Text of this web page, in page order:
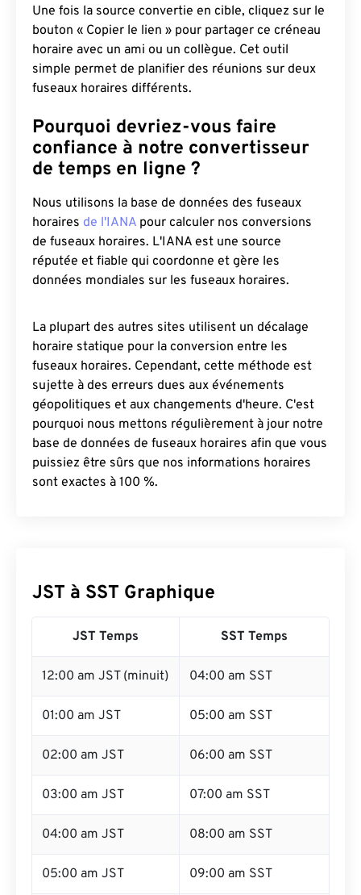
Une fois la source convertie en cible, cliquez sur le
bouton « Copier le lien » pour partager ce créneau
horaire avec un ami ou un collègue. Cet outil
simple permet de planifier des réunions sur deux
fuseaux horaires différents.
Pourquoi devriez-vous faire
confiance à notre convertisseur
de temps en ligne ?
Nous utilisons la base de données des fuseaux
horaires de l'IANA pour calculer nos conversions
de fuseaux horaires. L'IANA est une source
réputée et fiable qui coordonne et gère les
données mondiales sur les fuseaux horaires.
La plupart des autres sites utilisent un décalage
horaire statique pour la conversion entre les
fuseaux horaires. Cependant, cette méthode est
sujette à des erreurs dues aux événements
géopolitiques et aux changements d'heure. C'est
pourquoi nous mettons régulièrement à jour notre
base de données de fuseaux horaires afin que vous
puissiez être sûrs que nos informations horaires
sont exactes à 100 %.
JST à SST Graphique
JST Temps SST Temps
12:00 am JST (minuit) 04:00 am SST
01:00 am JST 05:00 am SST
02:00 am JST 06:00 am SST
03:00 am JST 07:00 am SST
04:00 am JST 08:00 am SST
05:00 am JST 09:00 am SST